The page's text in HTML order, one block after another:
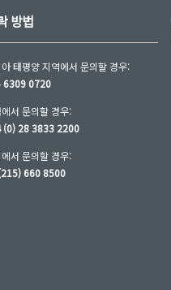
방법
태평양 지역에서 문의할 경우:
6309 0720
서 문의할 경우:
(0) 28 3833 2200
서 문의할 경우:
660 8500